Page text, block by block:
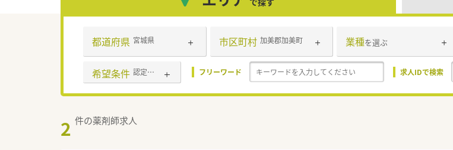
都道府県 宮城県 市区町村 加美郡加美町 業種を選ぶ
希望条件 認定薬剤師取得支援あり フリーワード 求人IDで検索
2 件の薬剤師求人